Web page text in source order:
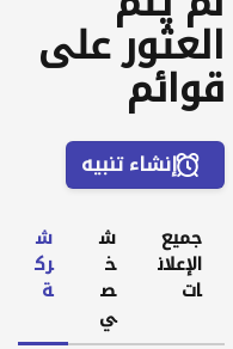
العثور على
قوائم
إنشاء تنبيه
جميع
الإعلان
ات
ش
خ
ص
ي
ش
رك
ة